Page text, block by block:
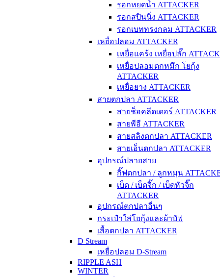
รอกหยดน้ำ ATTACKER
รอกสปินนิ่ง ATTACKER
รอกเบททรงกลม ATTACKER
เหยื่อปลอม ATTACKER
เหยื่อแคร้ง เหยื่อปลั๊ก
เหยื่อปลอมตกหมึก โยกุ้ง
ATTACKER
เหยื่อยาง ATTACKER
สายตกปลา ATTACKER
สายช็อคลีดเดอร์ ATTACKER
สายพีอี ATTACKER
สายสลิงตกปลา ATTACKER
สายเอ็นตกปลา ATTACKER
อุปกรณ์ปลายสาย
กิ๊ฟตกปลา / ลูกหมุน
เบ็ด / เบ็ดจิ๊ก / เบ็ดหัวจิ๊ก
ATTACKER
อุปกรณ์ตกปลาอื่นๆ
กระเป๋าใส่โยกุ้งและผ้าบัฟ
เสื้อตกปลา ATTACKER
D Stream
เหยื่อปลอม D-Stream
RIPPLE ASH
WINTER